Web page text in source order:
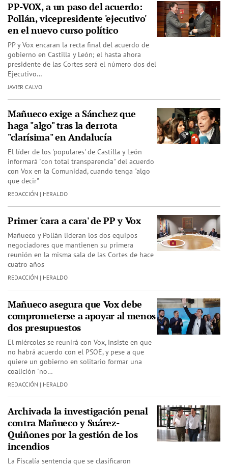
PP-VOX, a un paso del acuerdo:
Pollán, vicepresidente 'ejecutivo'
en el nuevo curso político
PP y Vox encaran la recta final del acuerdo de
gobierno en Castilla y León; el hasta ahora
presidente de las Cortes será el número dos del
Ejecutivo…
JAVIER CALVO
Mañueco exige a Sánchez que
haga "algo" tras la derrota
"clarísima" en Andalucía
El líder de los 'populares' de Castilla y León
informará "con total transparencia" del acuerdo
con Vox en la Comunidad, cuando tenga "algo
que decir"
REDACCIÓN | HERALDO
Primer 'cara a cara' de PP y Vox
Mañueco y Pollán lideran los dos equipos
negociadores que mantienen su primera
reunión en la misma sala de las Cortes de hace
cuatro años
REDACCIÓN | HERALDO
Mañueco asegura que Vox debe
comprometerse a apoyar al menos
dos presupuestos
El miércoles se reunirá con Vox, insiste en que
no habrá acuerdo con el PSOE, y pese a que
quiere un gobierno en solitario formar una
coalición "no…
REDACCIÓN | HERALDO
Archivada la investigación penal
contra Mañueco y Suárez-
Quiñones por la gestión de los
incendios
La Fiscalía sentencia que se clasificaron